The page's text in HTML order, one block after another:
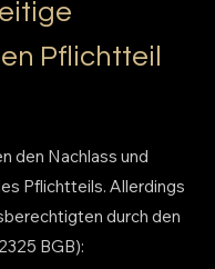
Pflichtteil
den Nachlass und
Pflichtteils. Allerdings
durch den
BGB):